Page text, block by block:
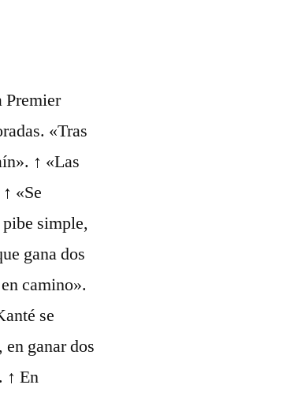
Premier
«Tras
↑ «Las
«Se
simple,
gana dos
camino».
se
ganar dos
↑ En